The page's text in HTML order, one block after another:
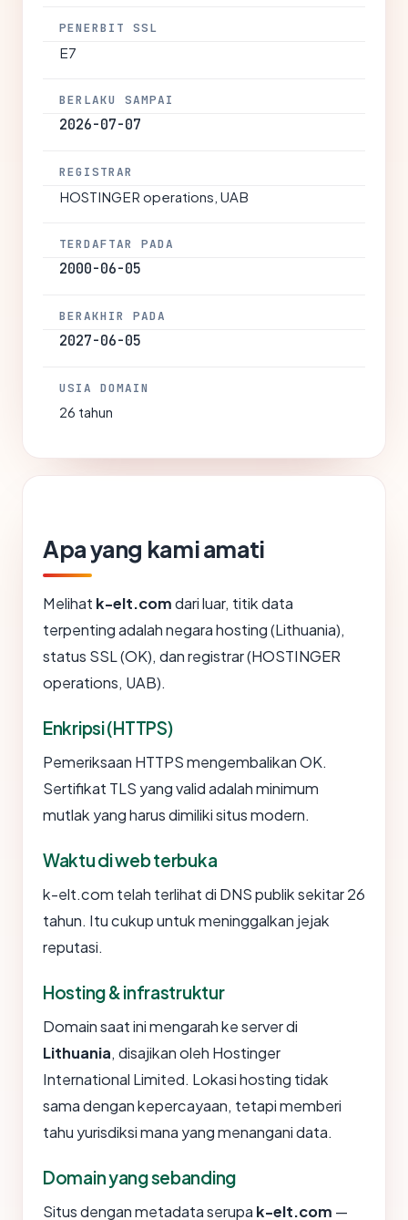
PENERBIT SSL
E7
BERLAKU SAMPAI
2026-07-07
REGISTRAR
HOSTINGER operations, UAB
TERDAFTAR PADA
2000-06-05
BERAKHIR PADA
2027-06-05
USIA DOMAIN
26 tahun
Apa yang kami amati
Melihat k-elt.comdari luar, titik data
terpenting adalah negara hosting (Lithuania),
status SSL (OK), dan registrar (HOSTINGER
operations, UAB).
Enkripsi (HTTPS)
Pemeriksaan HTTPS mengembalikan OK.
Sertifikat TLS yang valid adalah minimum
mutlak yang harus dimiliki situs modern.
Waktu di web terbuka
k-elt.com telah terlihat di DNS publik sekitar 26
tahun. Itu cukup untuk meninggalkan jejak
reputasi.
Hosting & infrastruktur
Domain saat ini mengarah ke server di
Lithuania, disajikan oleh Hostinger
International Limited. Lokasi hosting tidak
sama dengan kepercayaan, tetapi memberi
tahu yurisdiksi mana yang menangani data.
Domain yang sebanding
Situs dengan metadata serupa k-elt.com —